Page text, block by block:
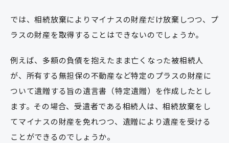
では、相続放棄によりマイナスの財産だけ放棄しつつ、プ
ラスの財産を取得することはできないのでしょうか。
例えば、多額の負債を抱えたまま亡くなった被相続人
が、所有する無担保の不動産など特定のプラスの財産に
ついて遺贈する旨の遺言書（特定遺贈）を作成したとし
ます。その場合、受遺者である相続人は、相続放棄をし
てマイナスの財産を免れつつ、遺贈により遺産を受ける
ことができるのでしょうか。